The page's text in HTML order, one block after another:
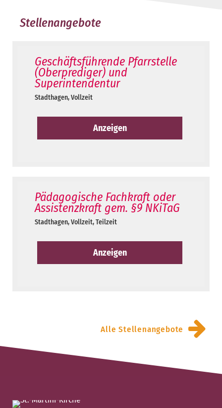
Stellenangebote
Geschäftsführende Pfarrstelle
(Oberprediger) und
Superintendentur
Stadthagen,Vollzeit
Anzeigen
Pädagogische Fachkraft oder
Assistenzkraft gem. §9 NKiTaG
Stadthagen,Vollzeit, Teilzeit
Anzeigen
Alle Stellenangebote